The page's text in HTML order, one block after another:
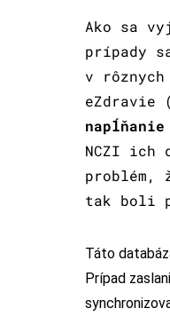
Ako sa
prípady
v
eZdravie
NCZI ich
problém,
tak boli
Táto
Prípad